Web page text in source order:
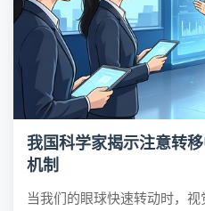
我国科学家揭示注意转
机制
当我们的眼球快速转动时，视